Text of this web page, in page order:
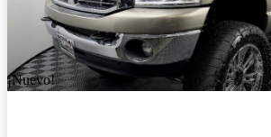
¡Nuevo!